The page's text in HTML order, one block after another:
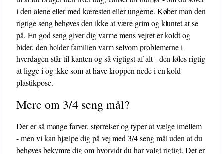
i den alene eller med kæresten eller ungerne. Køber man den
rigtige seng behøves den ikke at være grim og kluntet at se
på. En god seng giver dig varme mens vejret er koldt og
bider, den holder familien varm selvom problemerne i
hverdagen står til kanten og så vigtigst af alt - den føles rigtig
at ligge i og ikke som at have kroppen nede i en kold
plastikpose.
Mere om 3/4 seng mål?
Der er så mange farver, størrelser og typer at vælge imellem
- men vi kan hjælpe dig på vej med 3/4 seng mål uden at du
behøves bekymre dig om hvorvidt du har valgt rigtigt. Det er